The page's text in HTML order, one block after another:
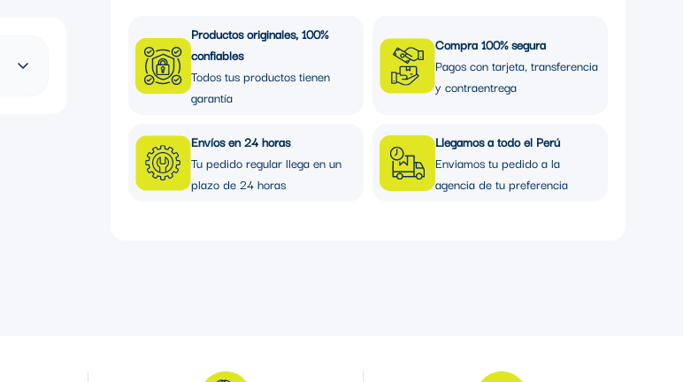
Productos originales, 100%
confiables
Todos tus productos tienen
garantía
Compra 100% segura
Pagos con tarjeta, transferencia
y contraentrega
Envíos en 24 horas
Tu pedido regular llega en un
plazo de 24 horas
Llegamos a todo el Perú
Enviamos tu pedido a la
agencia de tu preferencia